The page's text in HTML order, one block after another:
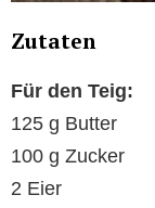
Zutaten
Für den Teig:
125 g Butter
100 g Zucker
2 Eier